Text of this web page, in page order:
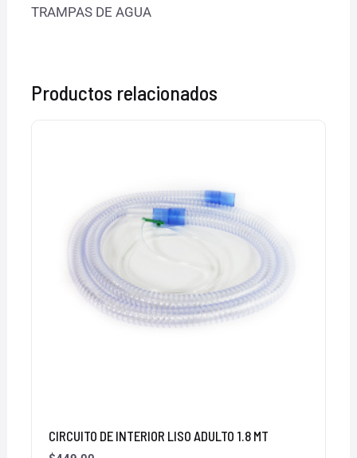
TRAMPAS DE AGUA
Productos relacionados
CIRCUITO DE INTERIOR LISO ADULTO 1.8 MT